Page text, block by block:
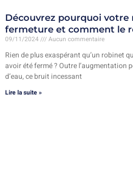
Découvrez pourquoi votre
fermeture et comment le
09/11/2024 Aucun commentaire
Rien de plus exaspérant qu’un robinet
avoir été fermé ? Outre l’augmentation
d’eau, ce bruit incessant
Lire la suite »